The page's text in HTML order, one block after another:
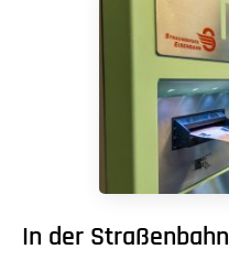
In der Straßenbahn